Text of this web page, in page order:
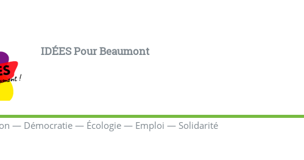
IDÉES Pour Beaumont
— Démocratie — Écologie — Emploi — Solidarité